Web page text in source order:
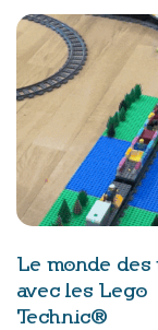
Le monde
avec les Lego
Technic®